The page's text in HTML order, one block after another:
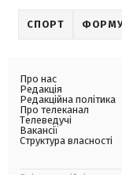
СПОРТ
Про нас
Редакція
Редакційна політика
Про телеканал
Телеведучі
Вакансії
Структура власності